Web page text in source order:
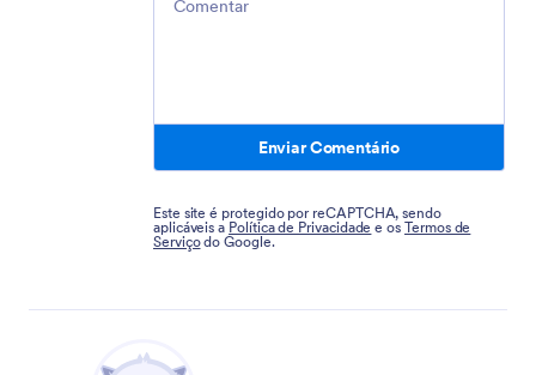
Enviar Comentário
Este site é protegido por reCAPTCHA, sendo
aplicáveis a Política de Privacidade e osTermos de
Serviçodo Google.